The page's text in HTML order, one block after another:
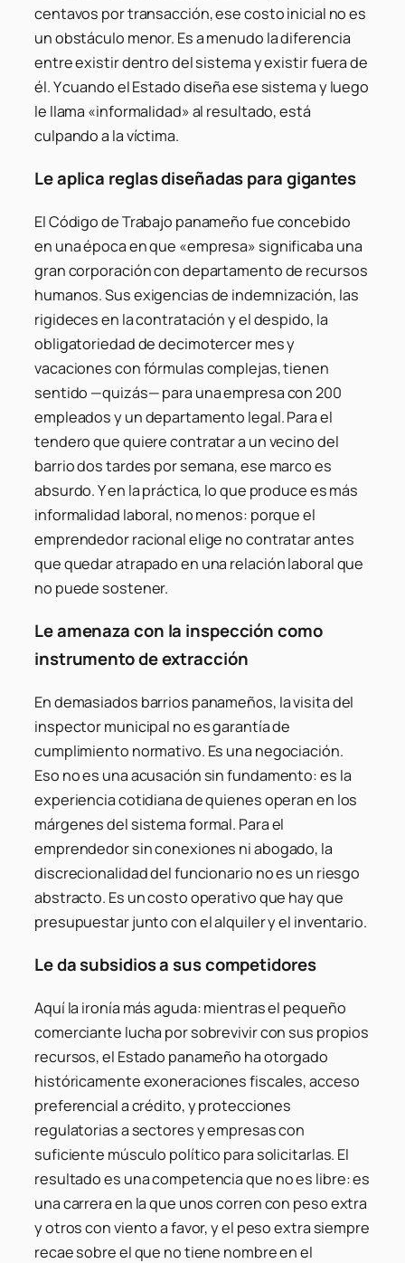
centavos por transacción, ese costo inicial no es
un obstáculo menor. Es a menudo la diferencia
entre existir dentro del sistema y existir fuera de
él. Y cuando el Estado diseña ese sistema y luego
le llama «informalidad» al resultado, está
culpando a la víctima.
Le aplica reglas diseñadas para gigantes
El Código de Trabajo panameño fue concebido
en una época en que «empresa» significaba una
gran corporación con departamento de recursos
humanos. Sus exigencias de indemnización, las
rigideces en la contratación y el despido, la
obligatoriedad de decimotercer mes y
vacaciones con fórmulas complejas, tienen
sentido —quizás— para una empresa con 200
empleados y un departamento legal. Para el
tendero que quiere contratar a un vecino del
barrio dos tardes por semana, ese marco es
absurdo. Y en la práctica, lo que produce es más
informalidad laboral, no menos: porque el
emprendedor racional elige no contratar antes
que quedar atrapado en una relación laboral que
no puede sostener.
Le amenaza con la inspección como
instrumento de extracción
En demasiados barrios panameños, la visita del
inspector municipal no es garantía de
cumplimiento normativo. Es una negociación.
Eso no es una acusación sin fundamento: es la
experiencia cotidiana de quienes operan en los
márgenes del sistema formal. Para el
emprendedor sin conexiones ni abogado, la
discrecionalidad del funcionario no es un riesgo
abstracto. Es un costo operativo que hay que
presupuestar junto con el alquiler y el inventario.
Le da subsidios a sus competidores
Aquí la ironía más aguda: mientras el pequeño
comerciante lucha por sobrevivir con sus propios
recursos, el Estado panameño ha otorgado
históricamente exoneraciones fiscales, acceso
preferencial a crédito, y protecciones
regulatorias a sectores y empresas con
suficiente músculo político para solicitarlas. El
resultado es una competencia que no es libre: es
una carrera en la que unos corren con peso extra
y otros con viento a favor, y el peso extra siempre
recae sobre el que no tiene nombre en el